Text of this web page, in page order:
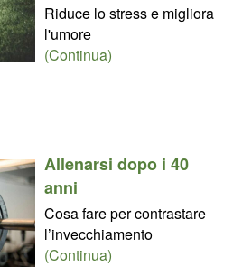
Riduce lo stress e migliora
l'umore
(Continua)
Allenarsi dopo i 40
anni
Cosa fare per contrastare
l’invecchiamento
(Continua)